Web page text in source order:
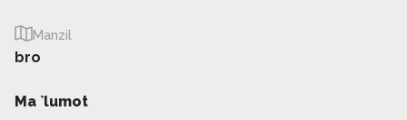
Manzil
bro
Ma `lumot